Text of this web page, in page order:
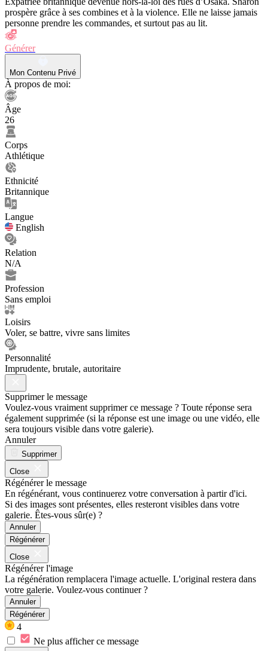
prospère grâce à ses combines et à la violence. Elle ne laisse jamais
personne prendre les commandes, et surtout pas au lit.
Générer
Mon Contenu Privé
À propos de moi:
Âge
26
Corps
Athlétique
Ethnicité
Britannique
Langue
English
Relation
N/A
Profession
Sans emploi
Loisirs
Voler, se battre, vivre sans limites
Personnalité
Imprudente, brutale, autoritaire
Supprimer le message
Voulez-vous vraiment supprimer ce message ? Toute réponse sera
également supprimée (si la réponse est une image ou une vidéo, elle
sera toujours visible dans votre galerie).
Annuler
Supprimer
Close
Régénérer le message
En régénérant, vous continuerez votre conversation à partir d'ici.
Si des images sont présentes, elles resteront visibles dans votre
galerie. Êtes-vous sûr(e) ?
Annuler
Régénérer
Close
Régénérer l'image
La régénération remplacera l'image actuelle. L'original restera dans
votre galerie. Voulez-vous continuer ?
Annuler
Régénérer
4
Ne plus afficher ce message